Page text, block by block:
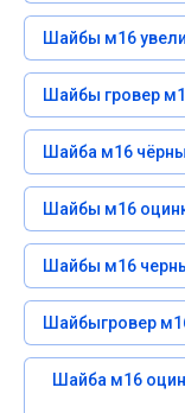
Шайбы м16
Шайбы гровер
Шайба м16
Шайбы м16
Шайбы м16
Шайбыгровер
Шайба м16